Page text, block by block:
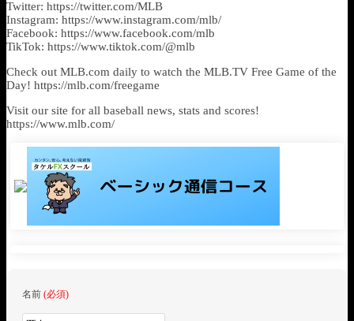
Twitter: https://twitter.com/MLB
Instagram: https://www.instagram.com/mlb/
Facebook: https://www.facebook.com/mlb
TikTok: https://www.tiktok.com/@mlb
Check out MLB.com daily to watch the MLB.TV Free Game of the
Day! https://mlb.com/freegame
Visit our site for all baseball news, stats and scores!
https://www.mlb.com/
名前 (必須)